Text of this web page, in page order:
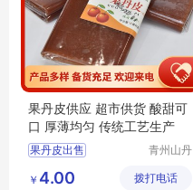
果丹皮供应 超市供货 酸甜可
口 厚薄均匀 传统工艺生产
果丹皮出售
果丹皮供应
青州山丹
限公司
￥ 4.00 拨打电话